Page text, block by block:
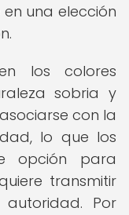
una elección
los colores
sobria y
con la
lo que los
opción para
transmitir
Por